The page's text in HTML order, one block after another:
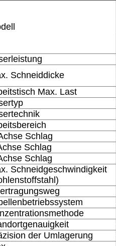
Schneiddicke
Max. Last
Schlag
Schlag
Schlag
Schneidgeschwindigkeit
der Umlagerung